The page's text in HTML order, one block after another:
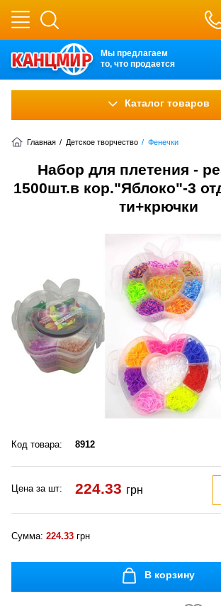
Мы предлагаем
то, что продается
Каталог товаров
Главная / Детское творчество / Фенечки
Набор для плетения -
1500шт.в кор."Яблоко"-3
ти+крючки
Код товара: 8912
Цена за шт: 224.33 грн
Сумма: 224.33 грн
В корзину